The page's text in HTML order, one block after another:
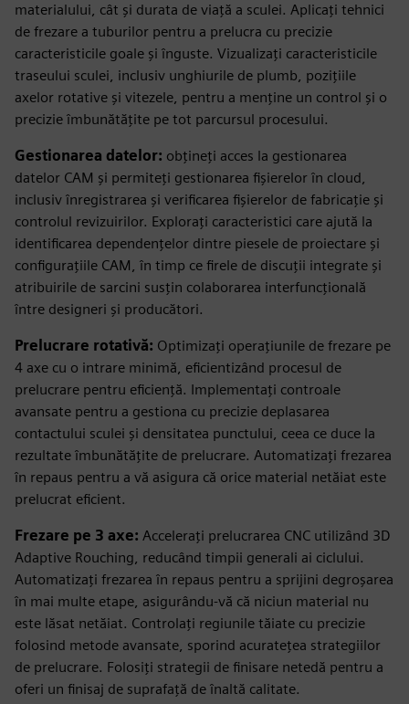
materialului, cât și durata de viață a sculei. Aplicați tehnici
de frezare a tuburilor pentru a prelucra cu precizie
caracteristicile goale și înguste. Vizualizați caracteristicile
traseului sculei, inclusiv unghiurile de plumb, pozițiile
axelor rotative și vitezele, pentru a menține un control și o
precizie îmbunătățite pe tot parcursul procesului.
Gestionarea datelor: obțineți acces la gestionarea
datelor CAM și permiteți gestionarea fișierelor în cloud,
inclusiv înregistrarea și verificarea fișierelor de fabricație și
controlul revizuirilor. Explorați caracteristici care ajută la
identificarea dependențelor dintre piesele de proiectare și
configurațiile CAM, în timp ce firele de discuții integrate și
atribuirile de sarcini susțin colaborarea interfuncțională
între designeri și producători.
Prelucrare rotativă: Optimizați operațiunile de frezare pe
4 axe cu o intrare minimă, eficientizând procesul de
prelucrare pentru eficiență. Implementați controale
avansate pentru a gestiona cu precizie deplasarea
contactului sculei și densitatea punctului, ceea ce duce la
rezultate îmbunătățite de prelucrare. Automatizați frezarea
în repaus pentru a vă asigura că orice material netăiat este
prelucrat eficient.
Frezare pe 3 axe: Accelerați prelucrarea CNC utilizând 3D
Adaptive Rouching, reducând timpii generali ai ciclului.
Automatizați frezarea în repaus pentru a sprijini degroșarea
în mai multe etape, asigurându-vă că niciun material nu
este lăsat netăiat. Controlați regiunile tăiate cu precizie
folosind metode avansate, sporind acuratețea strategiilor
de prelucrare. Folosiți strategii de finisare netedă pentru a
oferi un finisaj de suprafață de înaltă calitate.